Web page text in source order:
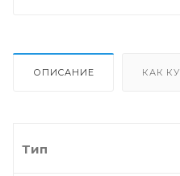
ОПИСАНИЕ КАК
Тип